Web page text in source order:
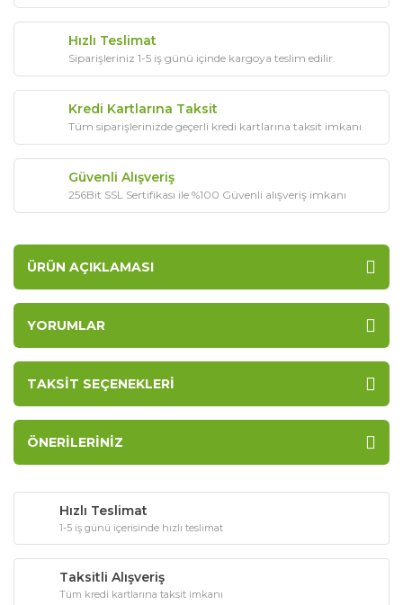
Hızlı Teslimat
Siparişleriniz 1-5 iş günü içinde kargoya teslim edilir.
Kredi Kartlarına Taksit
Tüm siparişlerinizde geçerli kredi kartlarına taksit imkanı
Güvenli Alışveriş
256Bit SSL Sertifikası ile %100 Güvenli alışveriş imkanı
ÜRÜN AÇIKLAMASI
YORUMLAR
TAKSIT SEÇENEKLERI
ÖNERILERINIZ
Hızlı Teslimat
1-5 iş günü içerisinde hızlı teslimat
Taksitli Alışveriş
Tüm kredi kartlarına taksit imkanı